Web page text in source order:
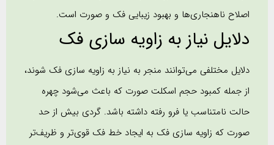
اصلاح ناهنجاری‌ها و بهبود زیبایی فک و صورت است.
دلایل نیاز به زاویه سازی فک
دلایل مختلفی می‌توانند منجر به نیاز به زاویه سازی فک شوند،
از جمله کمبود حجم اسکلت صورت که باعث می‌شود چهره
حالت نامتناسب یا فرو رفته داشته باشد. گردی بیش از حد
صورت که زاویه سازی فک به ایجاد خط فک قوی‌تر و ظریف‌تر